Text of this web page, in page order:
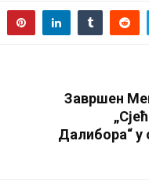
Завршен
Далибора“ у